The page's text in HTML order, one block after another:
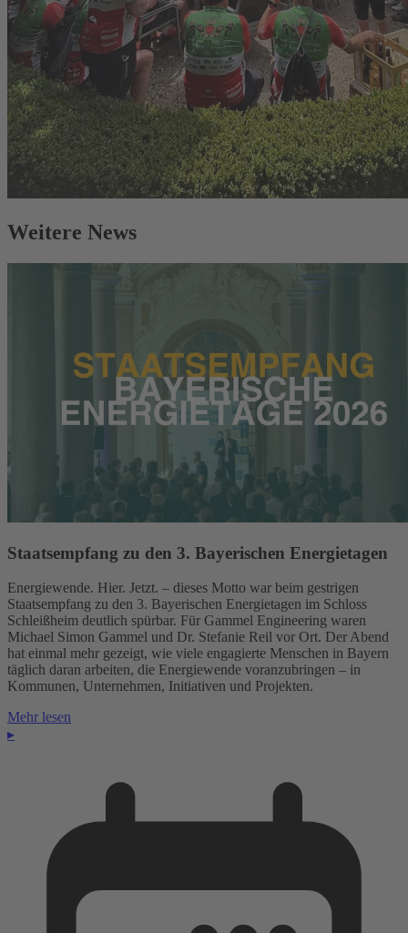
Weitere News
Staatsempfang zu den 3. Bayerischen Energietagen
Energiewende. Hier. Jetzt. – dieses Motto war beim gestrigen
Staatsempfang zu den 3. Bayerischen Energietagen im Schloss
Schleißheim deutlich spürbar. Für Gammel Engineering waren
Michael Simon Gammel und Dr. Stefanie Reil vor Ort. Der Abend
hat einmal mehr gezeigt, wie viele engagierte Menschen in Bayern
täglich daran arbeiten, die Energiewende voranzubringen – in
Kommunen, Unternehmen, Initiativen und Projekten.
Mehr lesen
▸